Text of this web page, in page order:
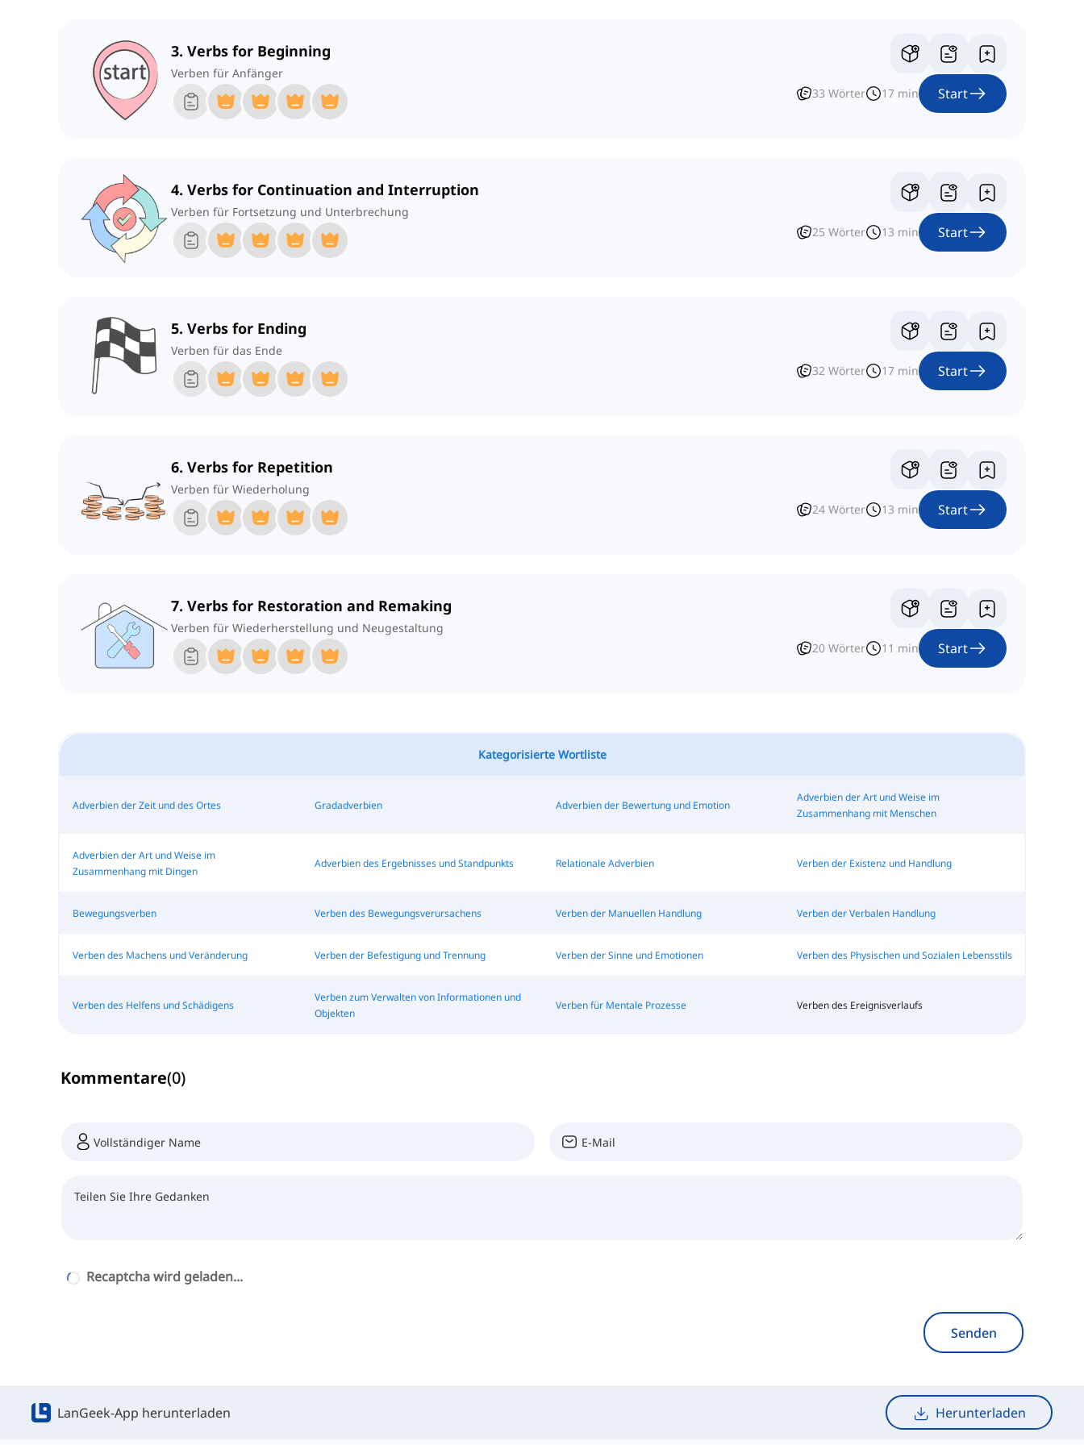
3. Verbs for Beginning
Verben für Anfänger
33 Wörter 17 min Start
4. Verbs for Continuation and Interruption
Verben für Fortsetzung und Unterbrechung
25 Wörter 13 min Start
5. Verbs for Ending
Verben für das Ende
32 Wörter 17 min Start
6. Verbs for Repetition
Verben für Wiederholung
24 Wörter 13 min Start
7. Verbs for Restoration and Remaking
Verben für Wiederherstellung und Neugestaltung
20 Wörter 11 min Start
Kategorisierte Wortliste
Adverbien der Zeit und des Ortes Gradadverbien Adverbien der Bewertung und Emotion
Adverbien der Art und Weise im
Zusammenhang mit Menschen
Adverbien der Art und Weise im
Zusammenhang mit Dingen
Adverbien des Ergebnisses und Standpunkts Relationale Adverbien Verben der Existenz und Handlung
Bewegungsverben Verben des Bewegungsverursachens Verben der Manuellen Handlung Verben der Verbalen Handlung
Verben des Machens und Veränderung Verben der Befestigung und Trennung Verben der Sinne und Emotionen Verben des Physischen und Sozialen Lebensstils
Verben des Helfens und Schädigens
Verben zum Verwalten von Informationen und
Objekten
Verben für Mentale Prozesse Verben des Ereignisverlaufs
Kommentare(0)
Recaptcha wird geladen...
Senden
LanGeek-App herunterladen Herunterladen